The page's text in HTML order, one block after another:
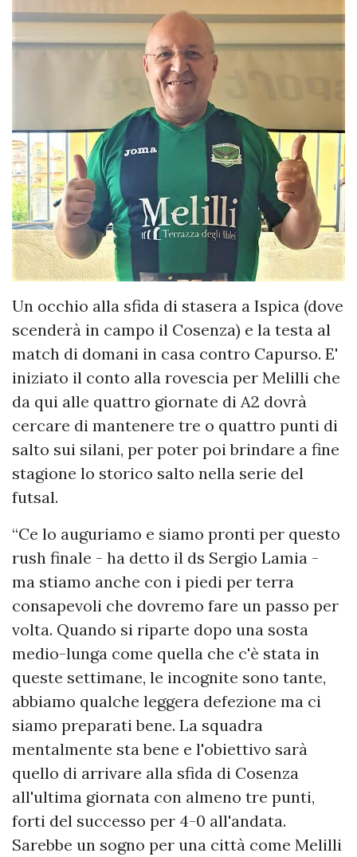
Un occhio alla sfida di stasera a Ispica (dove
scenderà in campo il Cosenza) e la testa al
match di domani in casa contro Capurso. E'
iniziato il conto alla rovescia per Melilli che
da qui alle quattro giornate di A2 dovrà
cercare di mantenere tre o quattro punti di
salto sui silani, per poter poi brindare a fine
stagione lo storico salto nella serie del
futsal.
“Ce lo auguriamo e siamo pronti per questo
rush finale - ha detto il ds Sergio Lamia -
ma stiamo anche con i piedi per terra
consapevoli che dovremo fare un passo per
volta. Quando si riparte dopo una sosta
medio-lunga come quella che c'è stata in
queste settimane, le incognite sono tante,
abbiamo qualche leggera defezione ma ci
siamo preparati bene. La squadra
mentalmente sta bene e l'obiettivo sarà
quello di arrivare alla sfida di Cosenza
all'ultima giornata con almeno tre punti,
forti del successo per 4-0 all'andata.
Sarebbe un sogno per una città come Melilli